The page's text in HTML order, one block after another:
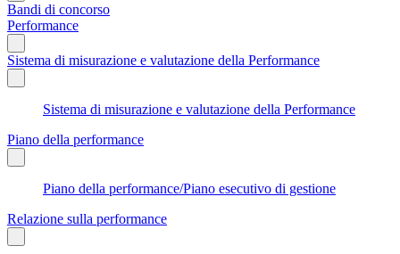
Bandi di concorso
Performance
Sistema di misurazione e valutazione della Performance
Sistema di misurazione e valutazione della Performance
Piano della performance
Piano della performance/Piano esecutivo di gestione
Relazione sulla performance